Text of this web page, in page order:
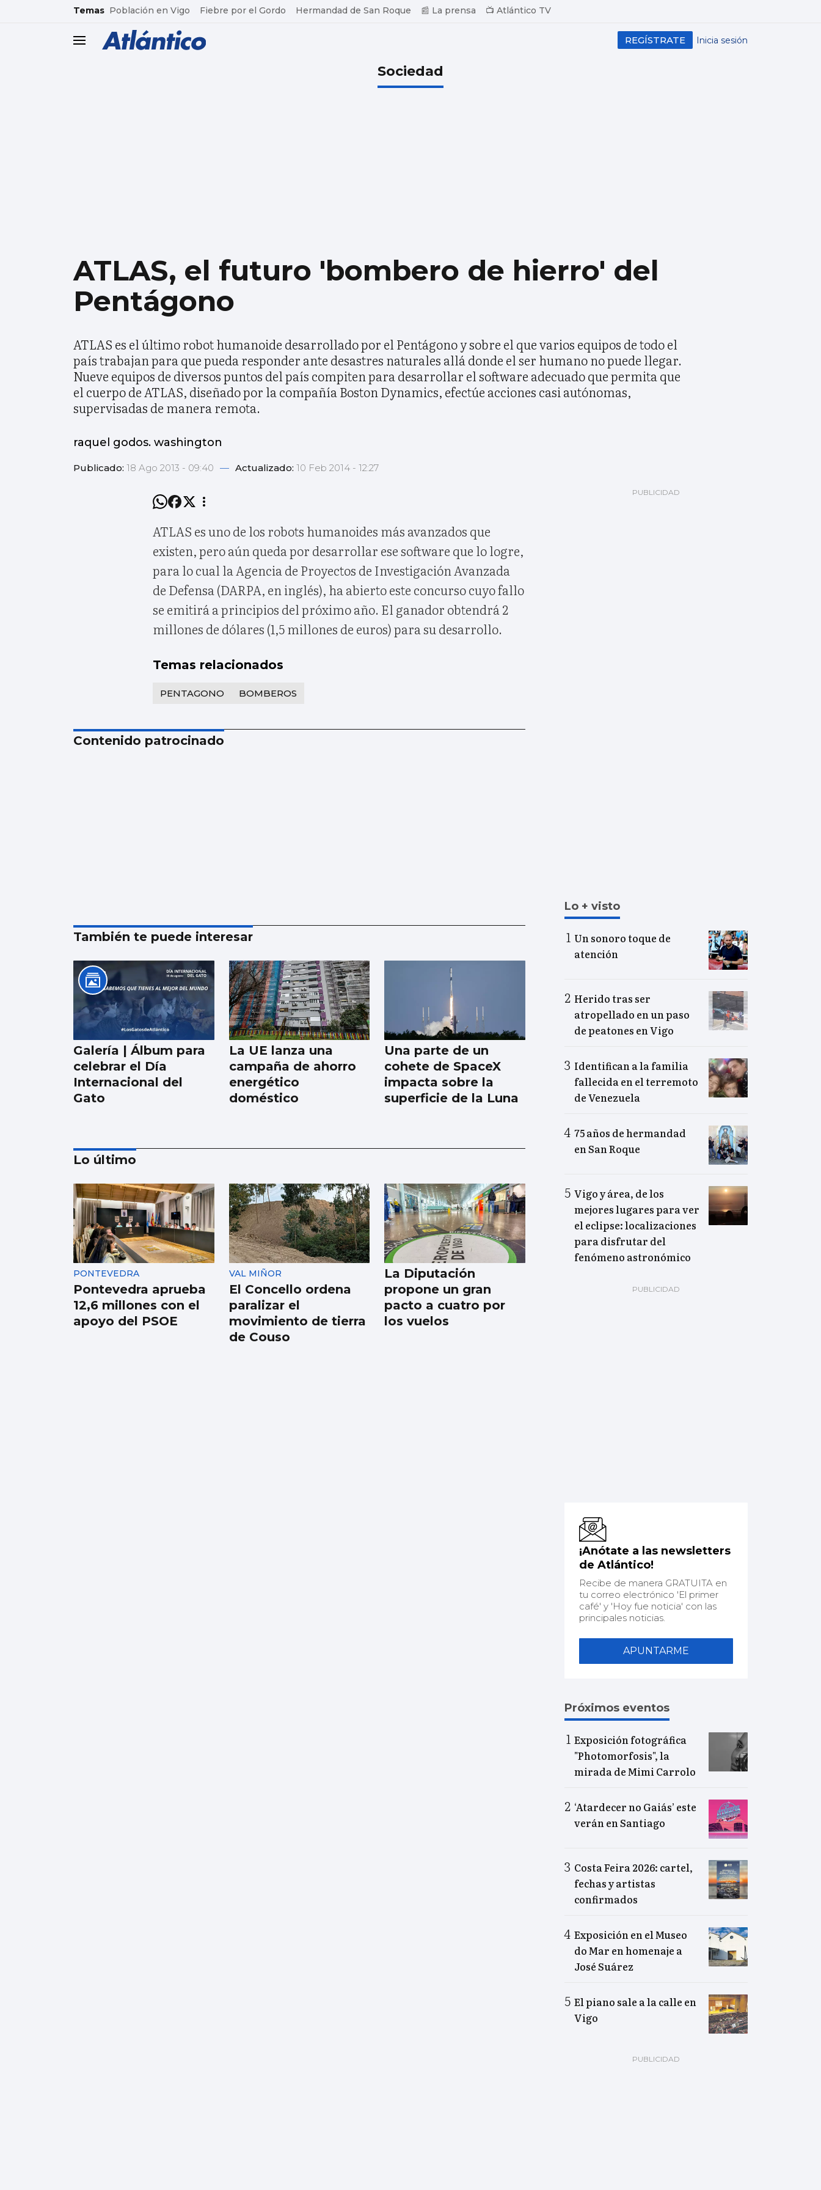
common.go-to-content
Temas Población en Vigo Fiebre por el Gordo Hermandad de San Roque 📰 La prensa 📺 Atlántico TV
header.menu.open Inicia sesión
REGÍSTRATE
Sociedad
ATLAS, el futuro 'bombero de hierro' del
Pentágono
ATLAS es el último robot humanoide desarrollado por el Pentágono y sobre el que varios equipos de todo el
país trabajan para que pueda responder ante desastres naturales allá donde el ser humano no puede llegar.
Nueve equipos de diversos puntos del país compiten para desarrollar el software adecuado que permita que
el cuerpo de ATLAS, diseñado por la compañía Boston Dynamics, efectúe acciones casi autónomas,
supervisadas de manera remota.
raquel godos. washington
Publicado: 18 Ago 2013 - 09:40 — Actualizado: 10 Feb 2014 - 12:27
ATLAS es uno de los robots humanoides más avanzados que
existen, pero aún queda por desarrollar ese software que lo logre,
para lo cual la Agencia de Proyectos de Investigación Avanzada
de Defensa (DARPA, en inglés), ha abierto este concurso cuyo fallo
se emitirá a principios del próximo año. El ganador obtendrá 2
millones de dólares (1,5 millones de euros) para su desarrollo.
Temas relacionados
PENTAGONO BOMBEROS
Contenido patrocinado
También te puede interesar
Galería | Álbum para
celebrar el Día
Internacional del
Gato
La UE lanza una
campaña de ahorro
energético
doméstico
Una parte de un
cohete de SpaceX
impacta sobre la
superficie de la Luna
Los españoles
enviaron más
paquetes que cartas
en 2025
Lo último
PONTEVEDRA
Pontevedra aprueba
12,6 millones con el
apoyo del PSOE
VAL MIÑOR
El Concello ordena
paralizar el
movimiento de tierra
de Couso
La Diputación
propone un gran
pacto a cuatro por
los vuelos
Lo + visto
Un sonoro toque de
atención
Herido tras ser
atropellado en un paso
de peatones en Vigo
Identifican a la familia
fallecida en el terremoto
de Venezuela
75 años de hermandad
en San Roque
Vigo y área, de los
mejores lugares para ver
el eclipse: localizaciones
para disfrutar del
fenómeno astronómico
¡Anótate a las newsletters
de Atlántico!
Recibe de manera GRATUITA en
tu correo electrónico 'El primer
café' y 'Hoy fue noticia' con las
principales noticias.
APUNTARME
Próximos eventos
Exposición fotográfica
"Photomorfosis", la
mirada de Mimi Carrolo
‘Atardecer no Gaiás’ este
verán en Santiago
Costa Feira 2026: cartel,
fechas y artistas
confirmados
Exposición en el Museo
do Mar en homenaje a
José Suárez
El piano sale a la calle en
Vigo